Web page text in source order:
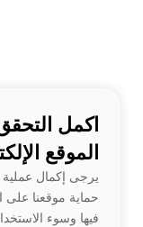
اكمل
الموقع
يرجى إكمال عملية
حماية موقعنا على
فيها وسوء